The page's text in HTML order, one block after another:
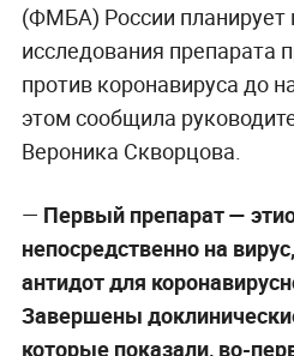
(ФМБА) России планирует
исследования препарата
против коронавируса до
этом сообщила
Вероника Скворцова.
— Первый препарат —
непосредственно на
антидот для
Завершены
которые показали, во-